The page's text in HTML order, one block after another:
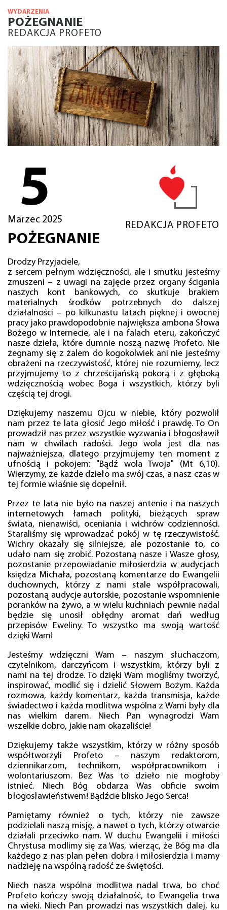
WYDARZENIA
POŻEGNANIE
REDAKCJA PROFETO
5
Marzec 2025
REDAKCJA PROFETO
POŻEGNANIE
Drodzy Przyjaciele,
z sercem pełnym wdzięczności, ale i smutku jesteśmy
zmuszeni – z uwagi na zajęcie przez organy ścigania
naszych kont bankowych, co skutkuje brakiem
materialnych środków potrzebnych do dalszej
działalności – po kilkunastu latach pięknej i owocnej
pracy jako prawdopodobnie największa ambona Słowa
Bożego w Internecie, ale i na falach eteru, zakończyć
nasze dzieła, które dumnie noszą nazwę Profeto. Nie
żegnamy się z żalem do kogokolwiek ani nie jesteśmy
obrażeni na rzeczywistość, której nie rozumiemy, lecz
przyjmujemy to z chrześcijańską pokorą i z głęboką
wdzięcznością wobec Boga i wszystkich, którzy byli
częścią tej drogi.
Dziękujemy naszemu Ojcu w niebie, który pozwolił
nam przez te lata głosić Jego miłość i prawdę. To On
prowadził nas przez wszystkie wyzwania i błogosławił
nam w chwilach radości. Jego wola jest dla nas
najważniejsza, dlatego przyjmujemy ten moment z
ufnością i pokojem: "Bądź wola Twoja" (Mt 6,10).
Wierzymy, że każde dzieło ma swój czas, a nasz czas w
tej formie właśnie się dopełnił.
Przez te lata nie było na naszej antenie i na naszych
internetowych łamach polityki, bieżących spraw
świata, nienawiści, oceniania i wichrów codzienności.
Staraliśmy się wprowadzać pokój w tę rzeczywistość.
Wichry okazały się silniejsze, ale pozostanie to, co
udało nam się zrobić. Pozostaną nasze i Wasze głosy,
pozostanie przepowiadanie miłosierdzia w audycjach
księdza Michała, pozostaną komentarze do Ewangelii
duchownych, którzy z nami stale współpracowali,
pozostaną audycje autorskie, pozostanie wspomnienie
poranków na żywo, a w wielu kuchniach pewnie nadal
będzie się unosił obłędny aromat dań według
przepisów Eweliny. To wszystko ma swoją wartość
dzięki Wam!
Jesteśmy wdzięczni Wam – naszym słuchaczom,
czytelnikom, darczyńcom i wszystkim, którzy byli z
nami na tej drodze. To dzięki Wam mogliśmy tworzyć,
inspirować, modlić się i dzielić Słowem Bożym. Każda
rozmowa, każdy komentarz, każda transmisja, każde
świadectwo i każda modlitwa wspólna z Wami były dla
nas wielkim darem. Niech Pan wynagrodzi Wam
wszelkie dobro, jakie nam okazaliście!
Dziękujemy także wszystkim, którzy w różny sposób
współtworzyli Profeto – naszym redaktorom,
dziennikarzom, technikom, współpracownikom i
wolontariuszom. Bez Was to dzieło nie mogłoby
istnieć. Niech Bóg obdarza Was obficie swoim
błogosławieństwem! Bądźcie blisko Jego Serca!
Pamiętamy również o tych, którzy nie zawsze
podzielali naszą misję, a nawet o tych, którzy otwarcie
działali przeciwko nam. W duchu Ewangelii i miłości
Chrystusa modlimy się za Was, wierząc, że Bóg ma dla
każdego z nas plan pełen dobra i miłosierdzia i mamy
nadzieję na wspólną radość ze świętości.
Niech nasza wspólna modlitwa nadal trwa, bo choć
Profeto kończy swoją działalność, to Ewangelia trwa
na wieki. Niech Pan prowadzi nas wszystkich dalej, ku